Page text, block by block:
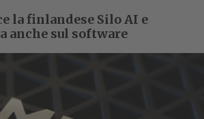
la finlandese Silo AI e
anche sul software